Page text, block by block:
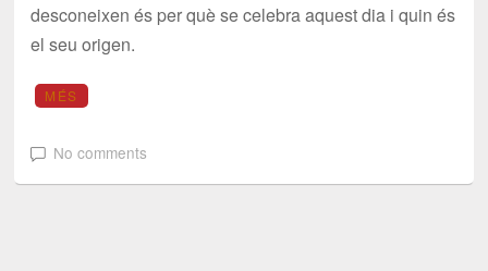
desconeixen és per què se celebra aquest dia i quin és
el seu origen.
MÉS
No comments